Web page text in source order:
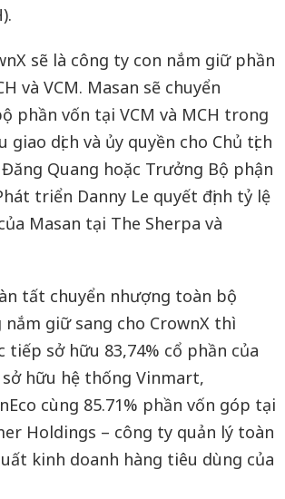
sẽ là công ty con nắm giữ phần
và VCM. Masan sẽ chuyển
phần vốn tại VCM và MCH trong
giao dịch và ủy quyền cho Chủ tịch
Quang hoặc Trưởng Bộ phận
triển Danny Le quyết định tỷ lệ
Masan tại The Sherpa và
tất chuyển nhượng toàn bộ
nắm giữ sang cho CrownX thì
tiếp sở hữu 83,74% cổ phần của
hữu hệ thống Vinmart,
cùng 85.71% phần vốn góp tại
Holdings – công ty quản lý toàn
kinh doanh hàng tiêu dùng của